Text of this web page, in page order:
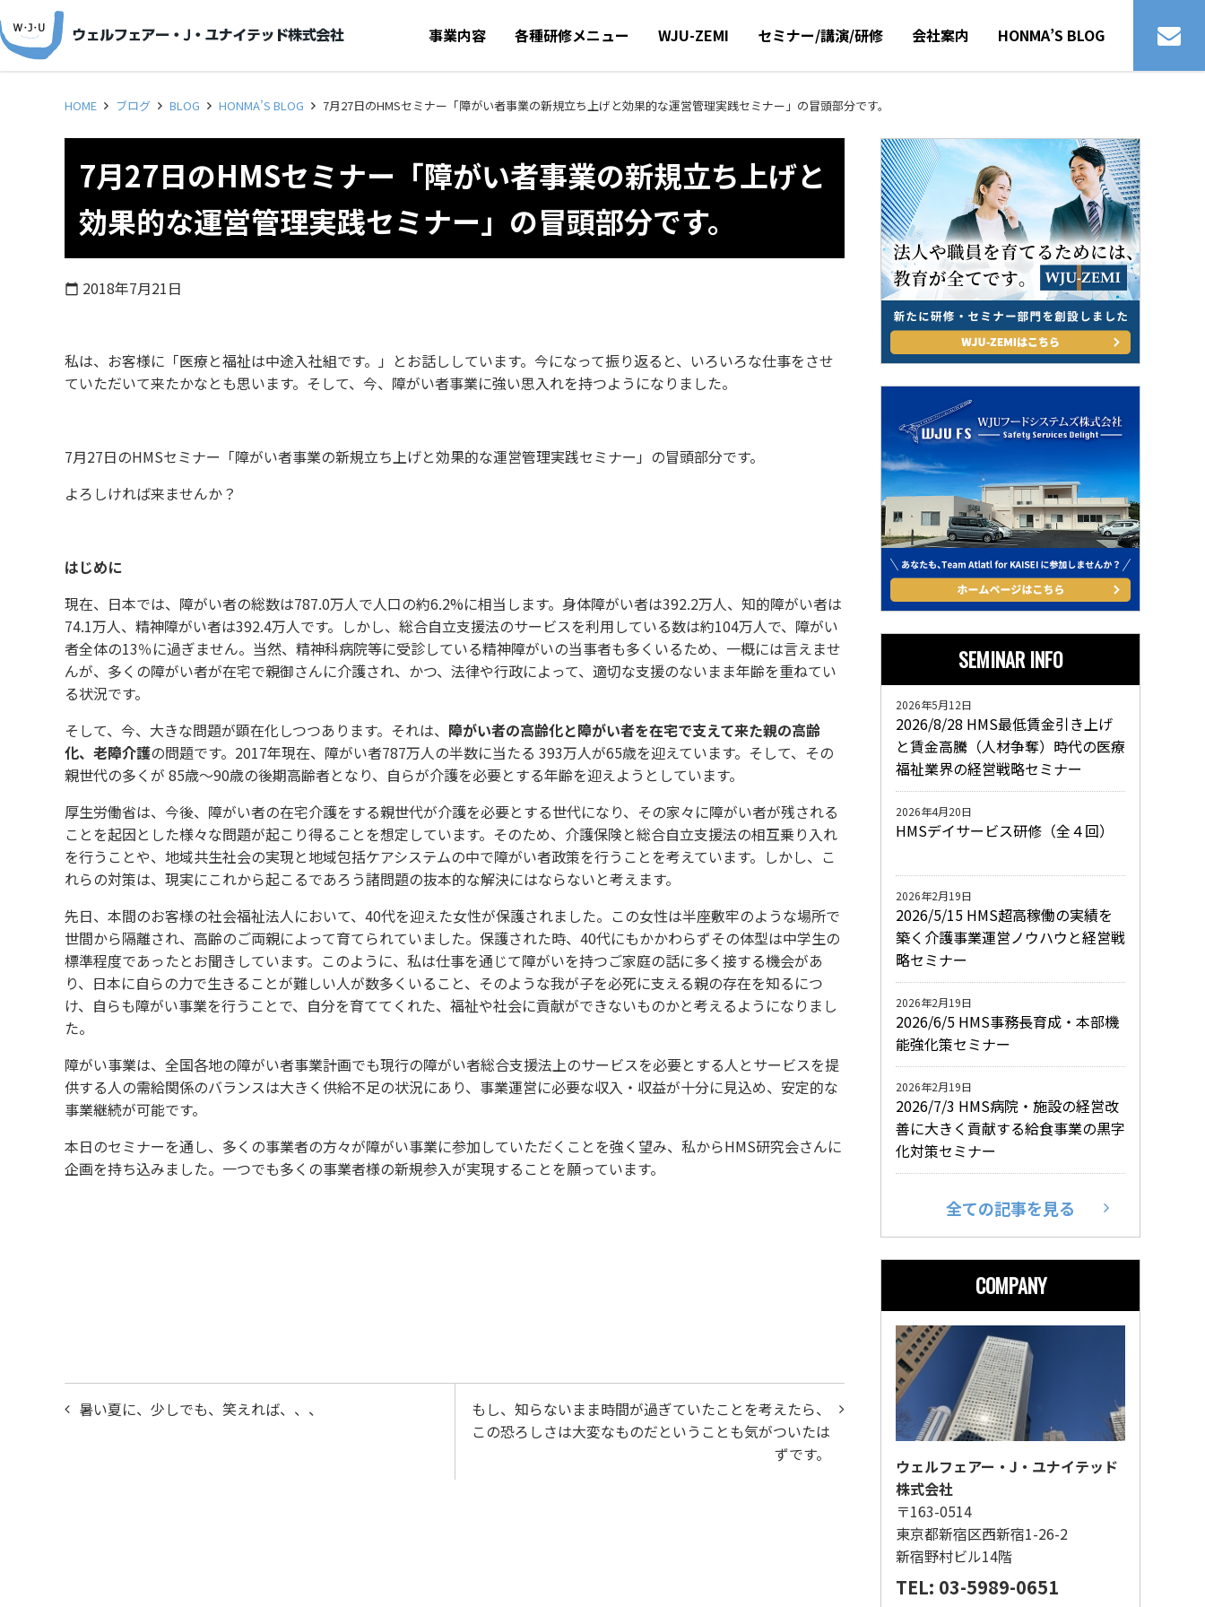
事業内容 各種研修メニュー WJU-ZEMI セミナー/講演/研修 会社案内 HONMA’S BLOG
HOME ブログ BLOG HONMA’S BLOG 7月27日のHMSセミナー「障がい者事業の新規立ち上げと効果的な運営管理実践セミナー」の冒頭部分です。
7月27日のHMSセミナー「障がい者事業の新規立ち上げと
効果的な運営管理実践セミナー」の冒頭部分です。
calendar_today 2018年7月21日
私は、お客様に「医療と福祉は中途入社組です。」とお話ししています。今になって振り返ると、いろいろな仕事をさせ
ていただいて来たかなとも思います。そして、今、障がい者事業に強い思入れを持つようになりました。
7月27日のHMSセミナー「障がい者事業の新規立ち上げと効果的な運営管理実践セミナー」の冒頭部分です。
よろしければ来ませんか？
はじめに
現在、日本では、障がい者の総数は787.0万人で人口の約6.2%に相当します。身体障がい者は392.2万人、知的障がい者は
74.1万人、精神障がい者は392.4万人です。しかし、総合自立支援法のサービスを利用している数は約104万人で、障がい
者全体の13％に過ぎません。当然、精神科病院等に受診している精神障がいの当事者も多くいるため、一概には言えませ
んが、多くの障がい者が在宅で親御さんに介護され、かつ、法律や行政によって、適切な支援のないまま年齢を重ねてい
る状況です。
そして、今、大きな問題が顕在化しつつあります。それは、 障がい者の高齢化と障がい者を在宅で支えて来た親の高齢
化、老障介護の問題です。2017年現在、障がい者787万人の半数に当たる 393万人が65歳を迎えています。そして、その
親世代の多くが 85歳～90歳の後期高齢者となり、自らが介護を必要とする年齢を迎えようとしています。
厚生労働省は、今後、障がい者の在宅介護をする親世代が介護を必要とする世代になり、その家々に障がい者が残される
ことを起因とした様々な問題が起こり得ることを想定しています。そのため、介護保険と総合自立支援法の相互乗り入れ
を行うことや、地域共生社会の実現と地域包括ケアシステムの中で障がい者政策を行うことを考えています。しかし、こ
れらの対策は、現実にこれから起こるであろう諸問題の抜本的な解決にはならないと考えます。
先日、本間のお客様の社会福祉法人において、40代を迎えた女性が保護されました。この女性は半座敷牢のような場所で
世間から隔離され、高齢のご両親によって育てられていました。保護された時、40代にもかかわらずその体型は中学生の
標準程度であったとお聞きしています。このように、私は仕事を通じて障がいを持つご家庭の話に多く接する機会があ
り、日本に自らの力で生きることが難しい人が数多くいること、そのような我が子を必死に支える親の存在を知るにつ
け、自らも障がい事業を行うことで、自分を育ててくれた、福祉や社会に貢献ができないものかと考えるようになりまし
た。
障がい事業は、全国各地の障がい者事業計画でも現行の障がい者総合支援法上のサービスを必要とする人とサービスを提
供する人の需給関係のバランスは大きく供給不足の状況にあり、事業運営に必要な収入・収益が十分に見込め、安定的な
事業継続が可能です。
本日のセミナーを通し、多くの事業者の方々が障がい事業に参加していただくことを強く望み、私からHMS研究会さんに
企画を持ち込みました。一つでも多くの事業者様の新規参入が実現することを願っています。
投
もし、知らないまま時間が過ぎていたことを考えたら、
この恐ろしさは大変なものだということも気がついたは
ずです。
暑い夏に、少しでも、笑えれば、、、
SEMINAR INFO
2026/8/28 HMS最低賃金引き上げ
と賃金高騰（人材争奪）時代の医療
福祉業界の経営戦略セミナー
2026年5月12日
HMSデイサービス研修（全４回）
2026年4月20日
2026/5/15 HMS超高稼働の実績を
築く介護事業運営ノウハウと経営戦
略セミナー
2026年2月19日
2026/6/5 HMS事務長育成・本部機
能強化策セミナー
2026年2月19日
2026/7/3 HMS病院・施設の経営改
善に大きく貢献する給食事業の黒字
化対策セミナー
2026年2月19日
全ての記事を見る
COMPANY
ウェルフェアー・J・ユナイテッド
株式会社
〒163-0514
東京都新宿区西新宿1-26-2
新宿野村ビル14階
TEL: 03-5989-0651